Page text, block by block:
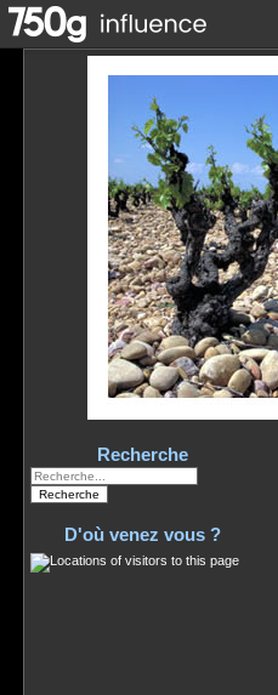
Recherche
D'où venez vous ?